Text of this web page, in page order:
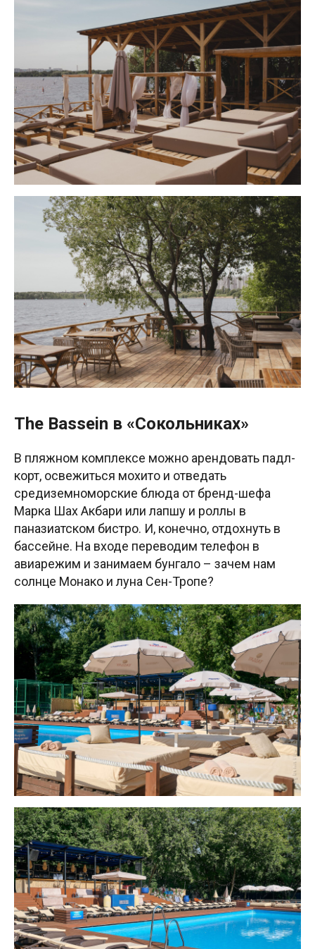
The Bassein в «Сокольниках»
В пляжном комплексе можно арендовать падл-
корт, освежиться мохито и отведать
средиземноморские блюда от бренд-шефа
Марка Шах Акбари или лапшу и роллы в
паназиатском бистро. И, конечно, отдохнуть в
бассейне. На входе переводим телефон в
авиарежим и занимаем бунгало – зачем нам
солнце Монако и луна Сен-Тропе?